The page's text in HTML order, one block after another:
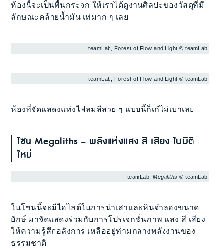
ห้องนี้จะเป็นพื้นกระจก ให้เราได้ดูงานศิลปะของวัสดุที่มี
ลักษณะคล้ายน้ำมัน เท่มาก ๆ เลย
teamLab, Forest of Flow and Light © teamLab
teamLab, Forest of Flow and Light © teamLab
ห้องที่จัดแสดงแท่งไฟลมสีสวย ๆ แบบนี้ก็เก๋ไม่เบาเลย
โซน Megaliths – พลังแห่งแสง สี เสียง ในมิติ
ใหม่
teamLab,Megaliths © teamLab
ในโซนนี้จะมีไฮไลต์ในการนำเสาและหินจำลองขนาด
ยักษ์ มาจัดแสดงร่วมกับการโปรเจกชั่นภาพ แสง สี เสียง
ให้ความรู้สึกอลังการ เหลืออยู่ท่ามกลางพลังงานของ
ธรรมชาติ